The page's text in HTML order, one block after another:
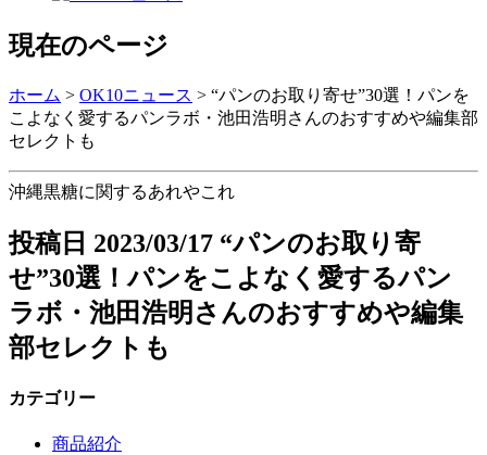
現在のページ
ホーム > OK10ニュース > “パンのお取り寄せ”30選！パンを
こよなく愛するパンラボ・池田浩明さんのおすすめや編集部
セレクトも
沖縄黒糖に関するあれやこれ
投稿日 2023/03/17 “パンのお取り寄
せ”30選！パンをこよなく愛するパン
ラボ・池田浩明さんのおすすめや編集
部セレクトも
カテゴリー
商品紹介